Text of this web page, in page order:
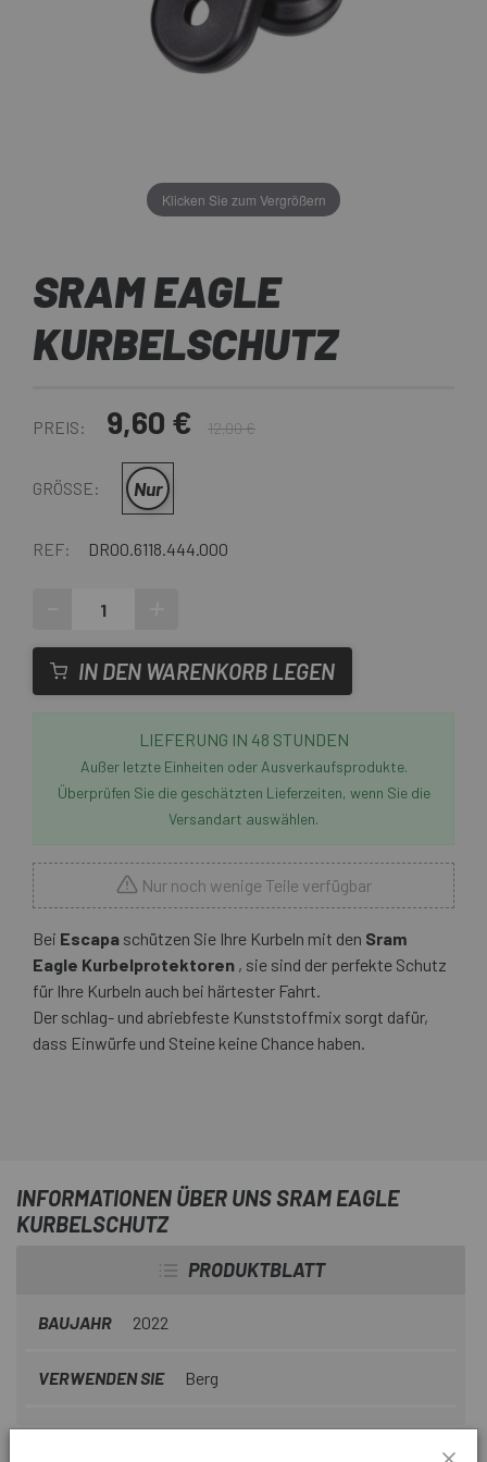
Klicken Sie zum Vergrößern
SRAM EAGLE
KURBELSCHUTZ
PREIS: 9,60 € 12,00 €
GRÖSSE: Nur
REF: DR00.6118.444.000
IN DEN WARENKORB LEGEN
LIEFERUNG IN 48 STUNDEN
Außer letzte Einheiten oder Ausverkaufsprodukte.
Überprüfen Sie die geschätzten Lieferzeiten, wenn Sie die
Versandart auswählen.
Nur noch wenige Teile verfügbar
Bei Escapa schützen Sie Ihre Kurbeln mit den Sram
Eagle Kurbelprotektoren , sie sind der perfekte Schutz
für Ihre Kurbeln auch bei härtester Fahrt.
Der schlag- und abriebfeste Kunststoffmix sorgt dafür,
dass Einwürfe und Steine keine Chance haben.
INFORMATIONEN ÜBER UNS SRAM EAGLE
KURBELSCHUTZ
PRODUKTBLATT
BAUJAHR 2022
VERWENDEN SIE Berg